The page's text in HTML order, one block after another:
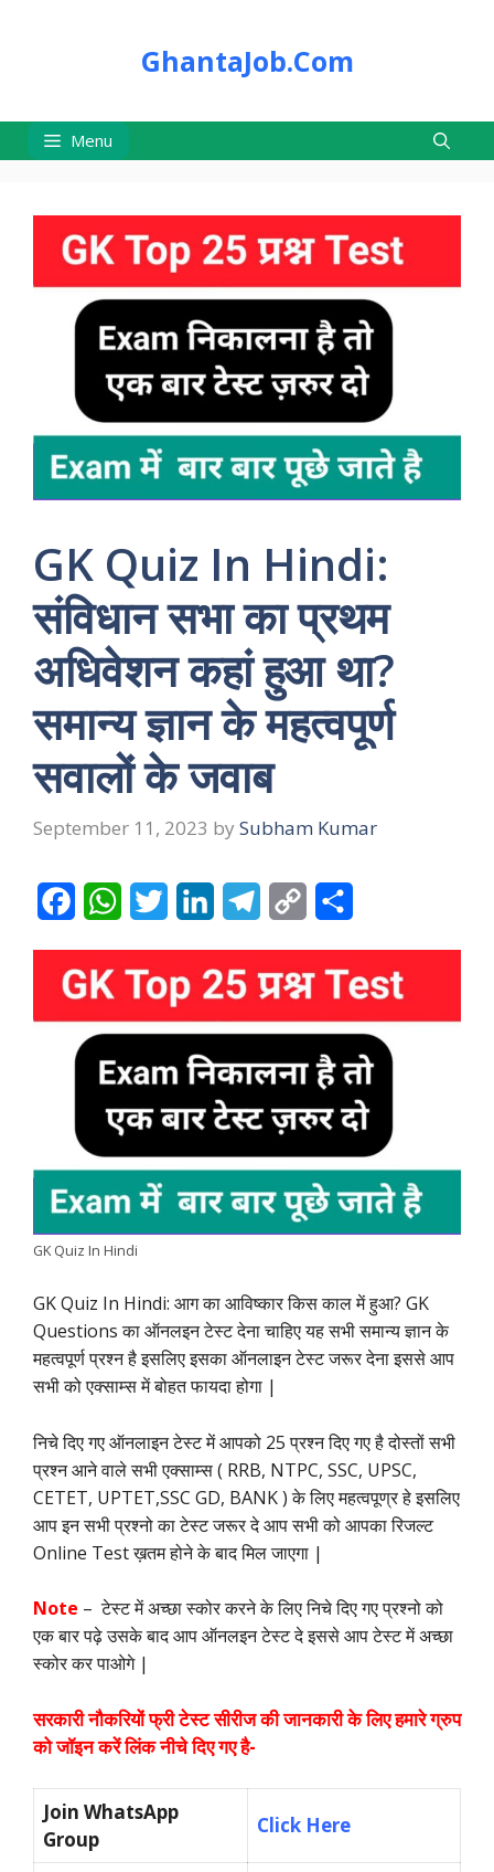
GhantaJob.Com
Menu
GK Quiz In Hindi:
संविधान सभा का प्रथम
अधिवेशन कहां हुआ था?
समान्य ज्ञान के महत्वपूर्ण
सवालों के जवाब
September 11, 2023 by Subham Kumar
c
b
o
k
W
a
A
p
p
i
t
e
r
n
d
I
n
l
r
a
m
p
n
k
a
e
GK Quiz In Hindi
GK Quiz In Hindi: आग का आविष्कार किस काल में हुआ? GK
Questions का ऑनलइन टेस्ट देना चाहिए यह सभी समान्य ज्ञान के
महत्वपूर्ण प्रश्न है इसलिए इसका ऑनलाइन टेस्ट जरूर देना इससे आप
सभी को एक्साम्स में बोहत फायदा होगा |
निचे दिए गए ऑनलाइन टेस्ट में आपको 25 प्रश्न दिए गए है दोस्तों सभी
प्रश्न आने वाले सभी एक्साम्स ( RRB, NTPC, SSC, UPSC,
CETET, UPTET,SSC GD, BANK ) के लिए महत्वपूण्र हे इसलिए
आप इन सभी प्रश्नो का टेस्ट जरूर दे आप सभी को आपका रिजल्ट
Online Test ख़तम होने के बाद मिल जाएगा |
Note – टेस्ट में अच्छा स्कोर करने के लिए निचे दिए गए प्रश्नो को
एक बार पढ़े उसके बाद आप ऑनलइन टेस्ट दे इससे आप टेस्ट में अच्छा
स्कोर कर पाओगे |
सरकारी नौकरियों फ्री टेस्ट सीरीज की जानकारी के लिए हमारे ग्रुप
को जॉइन करें लिंक नीचे दिए गए है-
Join WhatsApp
Group
Click Here